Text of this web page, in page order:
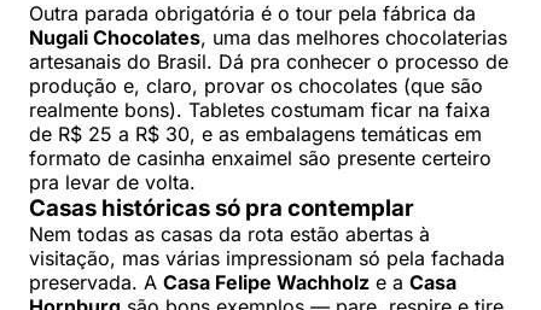
Outra parada obrigatória é o tour pela fábrica da
Nugali Chocolates, uma das melhores chocolaterias
artesanais do Brasil. Dá pra conhecer o processo de
produção e, claro, provar os chocolates (que são
realmente bons). Tabletes costumam ficar na faixa
de R$ 25 a R$ 30, e as embalagens temáticas em
formato de casinha enxaimel são presente certeiro
pra levar de volta.
Casas históricas só pra contemplar
Nem todas as casas da rota estão abertas à
visitação, mas várias impressionam só pela fachada
preservada. A Casa Felipe Wachholz e a Casa